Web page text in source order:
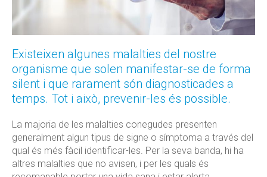
Existeixen algunes malalties del nostre
organisme que solen manifestar-se de forma
silent i que rarament són diagnosticades a
temps. Tot i això, prevenir-les és possible.
La majoria de les malalties conegudes presenten
generalment algun tipus de signe o símptoma a través del
qual és més fàcil identificar-les. Per la seva banda, hi ha
altres malalties que no avisen, i per les quals és